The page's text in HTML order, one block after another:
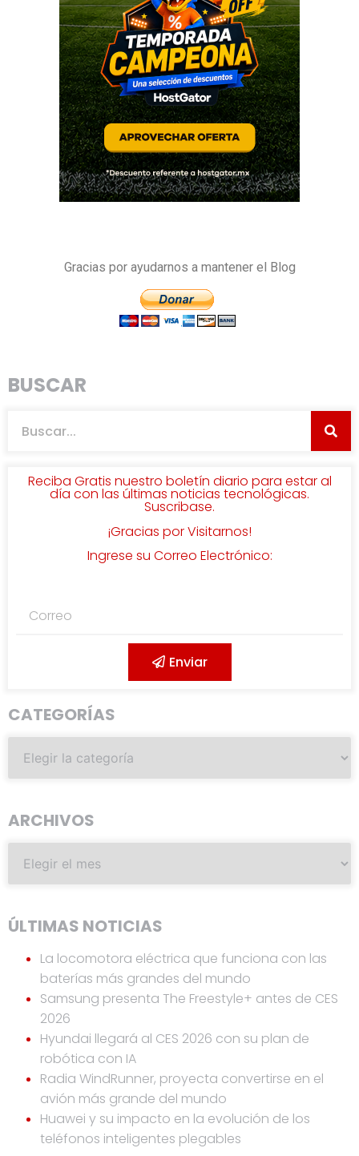
Gracias por ayudarnos a mantener el Blog
BUSCAR
Reciba Gratis nuestro boletín diario para estar al
día con las últimas noticias tecnológicas.
Suscribase.
¡Gracias por Visitarnos!
Ingrese su Correo Electrónico:
Enviar
CATEGORÍAS
ARCHIVOS
ÚLTIMAS NOTICIAS
La locomotora eléctrica que funciona con las
baterías más grandes del mundo
Samsung presenta The Freestyle+ antes de CES
2026
Hyundai llegará al CES 2026 con su plan de
robótica con IA
Radia WindRunner, proyecta convertirse en el
avión más grande del mundo
Huawei y su impacto en la evolución de los
teléfonos inteligentes plegables